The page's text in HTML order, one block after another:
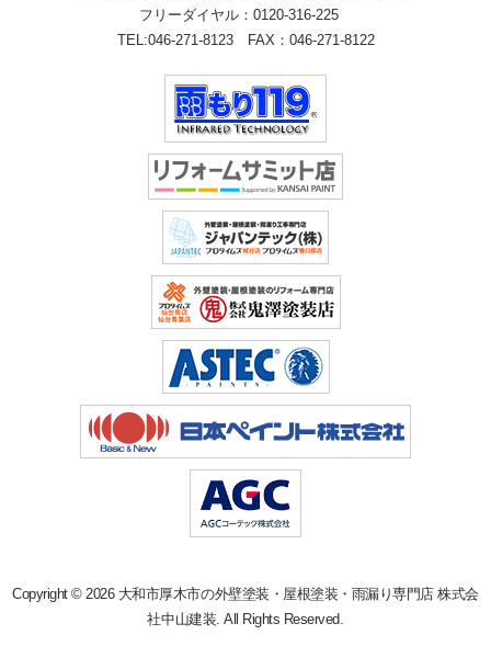
フリーダイヤル： 0120-316-225
TEL:046-271-8123 FAX：046-271-8122
Copyright © 2026 大和市厚木市の外壁塗装・屋根塗装・雨漏り専門店 株式会
社中山建装. All Rights Reserved.